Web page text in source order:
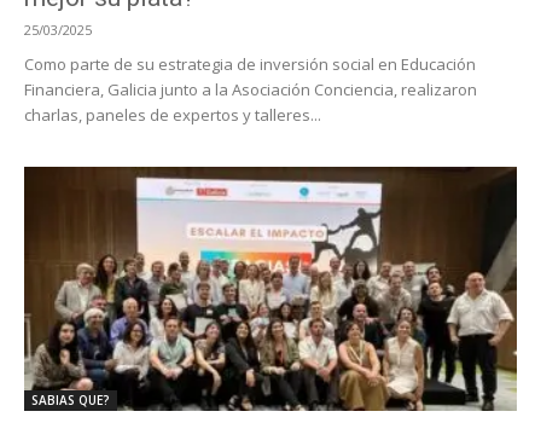
25/03/2025
Como parte de su estrategia de inversión social en Educación
Financiera, Galicia junto a la Asociación Conciencia, realizaron
charlas, paneles de expertos y talleres...
SABIAS QUE?